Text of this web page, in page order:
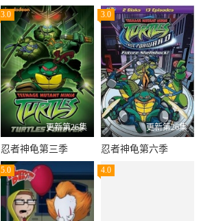
3.0
更新第26集
忍者神龟第三季
3.0
更新第26集
忍者神龟第六季
5.0 4.0